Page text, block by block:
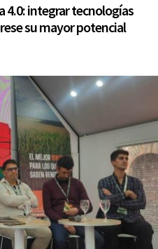
4.0: integrar tecnologías
su mayor potencial